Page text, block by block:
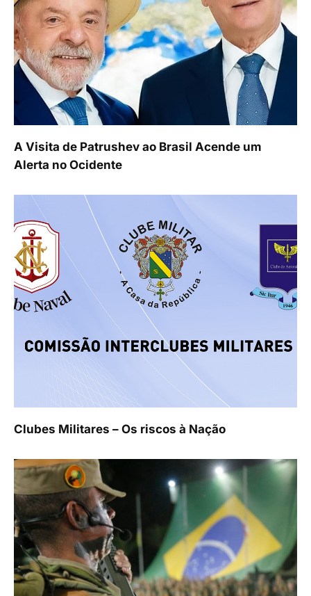
A Visita de Patrushev ao Brasil Acende um
Alerta no Ocidente
Clubes Militares – Os riscos à Nação